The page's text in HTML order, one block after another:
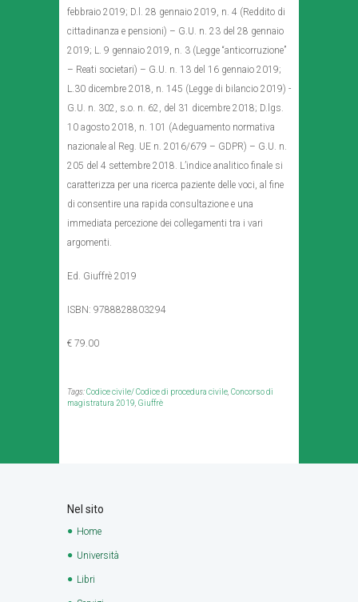
febbraio 2019; D.l. 28 gennaio 2019, n. 4 (Reddito di
cittadinanza e pensioni) – G.U. n. 23 del 28 gennaio
2019; L. 9 gennaio 2019, n. 3 (Legge “anticorruzione”
– Reati societari) – G.U. n. 13 del 16 gennaio 2019;
L.30 dicembre 2018, n. 145 (Legge di bilancio 2019) -
G.U. n. 302, s.o. n. 62, del 31 dicembre 2018; D.lgs.
10 agosto 2018, n. 101 (Adeguamento normativa
nazionale al Reg. UE n. 2016/679 – GDPR) – G.U. n.
205 del 4 settembre 2018. L’indice analitico finale si
caratterizza per una ricerca paziente delle voci, al fine
di consentire una rapida consultazione e una
immediata percezione dei collegamenti tra i vari
argomenti.
Ed. Giuffrè 2019
ISBN: 9788828803294
€ 79.00
Tags:Codice civile/ Codice di procedura civile, Concorso di
magistratura 2019, Giuffrè
Nel sito
Home
Università
Libri